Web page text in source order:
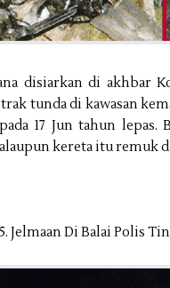
disiarkan di akhbar
tunda di kawasan
17 Jun tahun lepas.
kereta itu remuk
5. Jelmaan Di Balai Polis